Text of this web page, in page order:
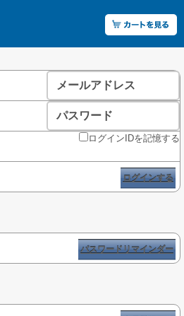
メールアドレス
パスワード
ログインIDを記憶する
ログインする
パスワードリマインダー